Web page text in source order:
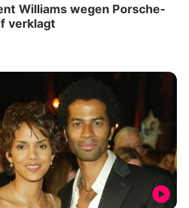
Williams wegen Porsche-
verklagt